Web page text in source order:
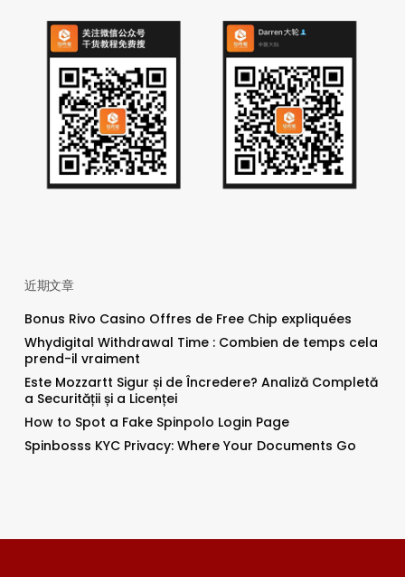
近期文章
Bonus Rivo Casino Offres de Free Chip expliquées
Whydigital Withdrawal Time : Combien de temps cela
prend-il vraiment
Este Mozzartt Sigur și de Încredere? Analiză Completă
a Securității și a Licenței
How to Spot a Fake Spinpolo Login Page
Spinbosss KYC Privacy: Where Your Documents Go